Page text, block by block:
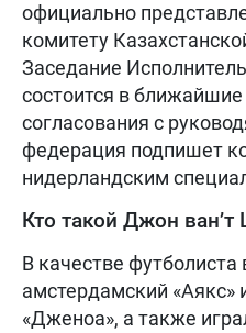
официально
комитету
Заседание
состоится в
согласования с
федерация подпишет
нидерландским
Кто такой Джон
В качестве
амстердамский «Аякс»
«Дженоа», а также